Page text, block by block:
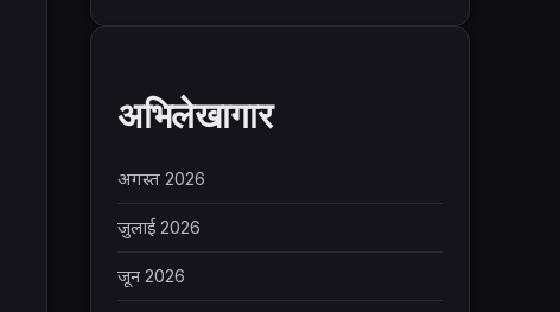
अभिलेखागार
अगस्त 2026
जुलाई 2026
जून 2026